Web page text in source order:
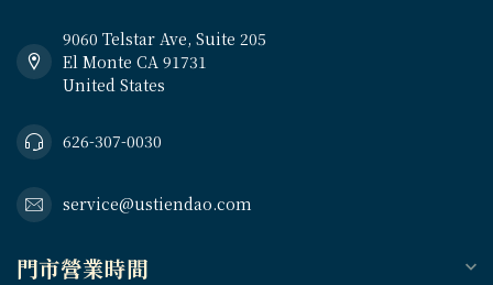
9060 Telstar Ave, Suite 205
El Monte CA 91731
United States
626-307-0030
service@ustiendao.com
門市營業時間